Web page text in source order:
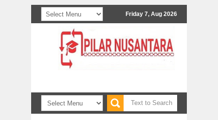
Friday 7, Aug 2026